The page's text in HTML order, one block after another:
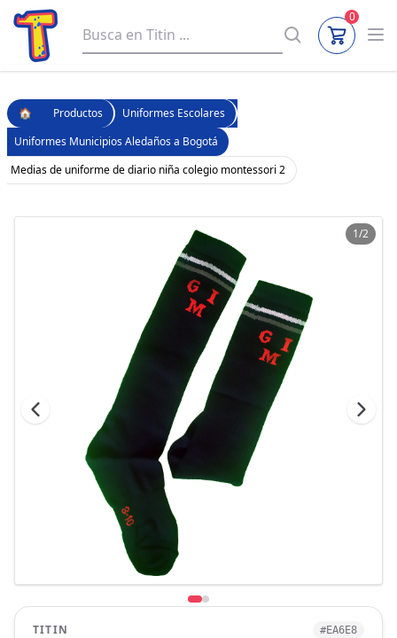
0
🏠 Productos
Uniformes Escolares
Uniformes Municipios Aledaños a Bogotá
Medias de uniforme de diario niña colegio montessori 2
1/2
TITIN #EA6E8